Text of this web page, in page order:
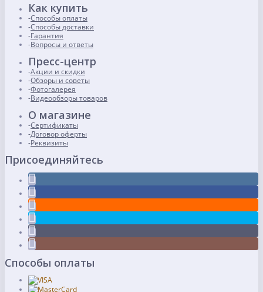
Как купить
Способы оплаты
Способы доставки
Гарантия
Вопросы и ответы
Пресс-центр
Акции и скидки
Обзоры и советы
Фотогалерея
Видеообзоры товаров
О магазине
Сертификаты
Договор оферты
Реквизиты
Присоединяйтесь
Способы оплаты